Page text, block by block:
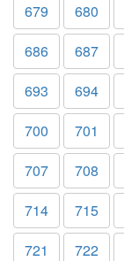
679
680
686
687
693
694
700
701
707
708
714
715
721
722